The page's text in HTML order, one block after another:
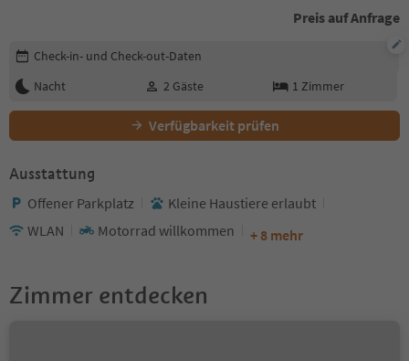
Preis auf Anfrage
Buchungsdetails bearbeiten
Check-in- und Check-out-Daten
Nacht
2 Gäste 1 Zimmer
Verfügbarkeit prüfen
Ausstattung
Offener Parkplatz
Kleine Haustiere erlaubt
WLAN
Motorrad willkommen + 8 mehr
Zimmer entdecken